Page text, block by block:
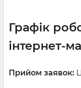
Графік
інтернет-
Прийом заявок: